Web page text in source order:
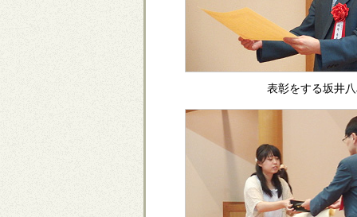
表彰をする坂井